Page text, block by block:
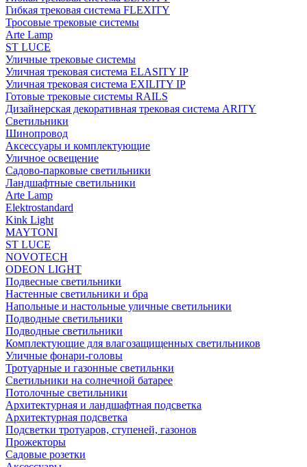
Гибкая трековая система FLEXITY
Тросовые трековые системы
Arte Lamp
ST LUCE
Уличные трековые системы
Уличная трековая система ELASITY IP
Уличная трековая система EXILITY IP
Готовые трековые системы RAILS
Дизайнерская декоративная трековая система ARITY
Светильники
Шинопровод
Аксессуары и комплектующие
Уличное освещение
Садово-парковые светильники
Ландшафтные светильники
Arte Lamp
Elektrostandard
Kink Light
MAYTONI
ST LUCE
NOVOTECH
ODEON LIGHT
Подвесные светильники
Настенные светильники и бра
Напольные и настольные уличные светильники
Подводные светильники
Подводные светильники
Комплектующие для влагозащищенных светильников
Уличные фонари-головы
Тротуарные и газонные светильнки
Светильники на солнечной батарее
Потолочные светильники
Архитектурная и ландшафтная подсветка
Архитектурная подсветка
Подсветки тротуаров, ступеней, газонов
Прожекторы
Садовые розетки